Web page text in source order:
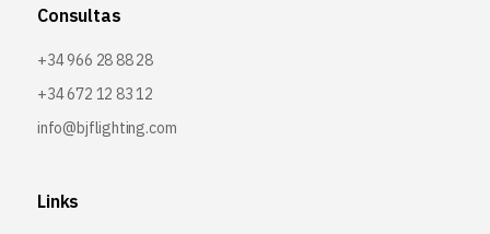
Consultas
+34 966 28 88 28
+34 672 12 83 12
info@bjflighting.com
Links